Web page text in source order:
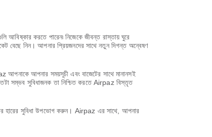
করতে পারেন৷ নিজেকে জীবন্ত রাস্তায় ঘুরে
বেছে নিন। আপনার প্রিয়জনদের সাথে নতুন দিগন্ত অন্বেষণ
আপনাকে আপনার সময়সূচী এবং বাজেটের সাথে মানানসই
সম্ভব সুবিধাজনক তা নিশ্চিত করতে Airpaz বিস্তৃত
হারের সুবিধা উপভোগ করুন। Airpaz এর সাথে, আপনার